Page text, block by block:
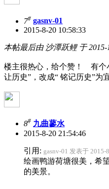
7# gasnv-01
2015-8-20 10:58:33
本帖最后由 沙潭跃鲤 于 2015-
楼主很热心，给个赞！ 有个
让历史”，改成“ 铭记历史”为宜
8# 九曲蓼水
2015-8-20 21:54:46
引用: gasnv-01 发表于 2015-
绘画鸭游荷塘很美，希
的美景。